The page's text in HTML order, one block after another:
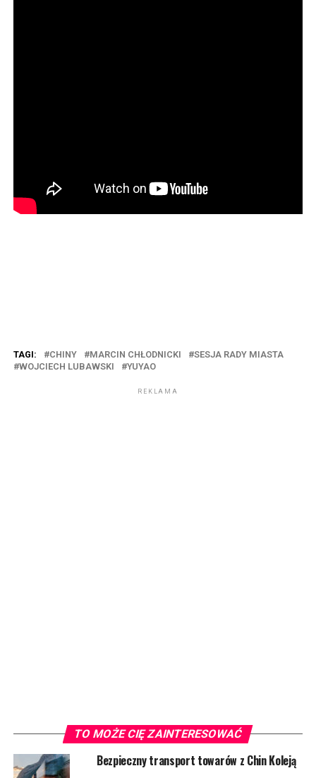
TAGI: CHINY MARCIN CHŁODNICKI
SESJA RADY MIASTA
WOJCIECH LUBAWSKI
YUYAO
REKLAMA
TO MOŻE CIĘ ZAINTERESOWAĆ
Bezpieczny transport towarów z Chin Koleją